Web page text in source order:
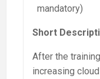
mandatory)
Short
After the
increasing